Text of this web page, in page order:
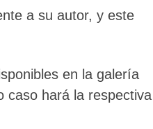
a su autor, y este
en la galería
caso hará la respectiva